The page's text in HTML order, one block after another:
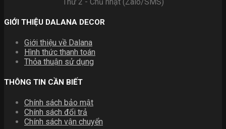
GIỚI THIỆU DALANA DECOR
Giới thiệu về Dalana
Hình thức thanh toán
Thỏa thuận sử dụng
THÔNG TIN CẦN BIẾT
Chính sách bảo mật
Chính sách đổi trả
Chính sách vận chuyển